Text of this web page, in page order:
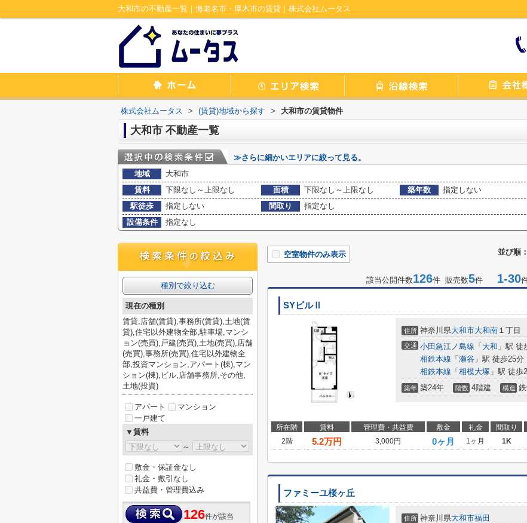
大和市の不動産一覧｜海老名市・厚木市の賃貸｜株式会社ムータス
株式会社ムータス > (賃貸)地域から探す > 大和市の賃貸物件
大和市 不動産一覧
≫さらに細かいエリアに絞って見る。
地域
大和市
賃料
下限なし～上限なし 面積 下限なし～上限なし 築年数
指定しない
駅徒歩
指定しない 間取り
指定なし
設備条件
指定なし
並び順：
空室物件のみ表示
該当公開件数126件 販売数5件 1-30
SYビルⅡ
住所 神奈川県大和市大和南 １丁目
交通 小田急江ノ島線 「 大和 」駅 徒
相鉄本線 「 瀬谷 」駅 徒歩25分
相鉄本線 「 相模大塚 」駅 徒歩
築年 築24年 階数 4階建 構造
所在階 賃料 管理費・共益費 敷金 礼金 間取り
2階
5.2万円 3,000円 0ヶ月 1ヶ月 1K
ファミーユ桜ヶ丘
住所 神奈川県大和市福田
種別で絞り込む
現在の種別
賃貸,店舗(賃貸),事務所(賃貸),土地(賃
貸),住宅以外建物全部,駐車場,マンシ
ョン(売買),戸建(売買),土地(売買),店舗
(売買),事務所(売買),住宅以外建物全
部,投資マンション,アパート(棟),マン
ション(棟),ビル,店舗事務所,その他,
土地(投資)
アパート
マンション
一戸建て
▼賃料
～
敷金・保証金なし
礼金・敷引なし
共益費・管理費込み
126件が該当